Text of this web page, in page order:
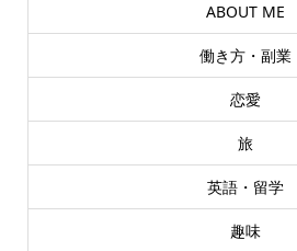
ABOUT ME
働き方・副業
恋愛
旅
英語・留学
趣味